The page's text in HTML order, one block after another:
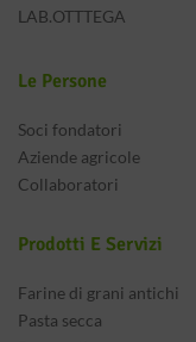
LAB.OTTTEGA
Le Persone
Soci fondatori
Aziende agricole
Collaboratori
Prodotti E Servizi
Farine di grani antichi
Pasta secca